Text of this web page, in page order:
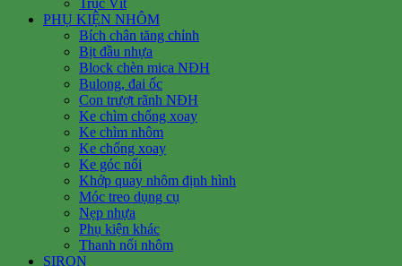
PHỤ KIỆN NHÔM
Bích chân tăng chỉnh
Bịt đầu nhựa
Block chèn mica NĐH
Bulong, đai ốc
Con trượt rãnh NĐH
Ke chìm chống xoay
Ke chìm nhôm
Ke chống xoay
Ke góc nổi
Khớp quay nhôm định hình
Móc treo dụng cụ
Nẹp nhựa
Phụ kiện khác
Thanh nối nhôm
SIRON